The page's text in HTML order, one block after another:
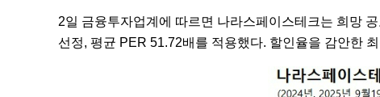
2일 금융투자업계에 따르면 나라스페이스테크는 희망
선정, 평균 PER 51.72배를 적용했다. 할인율을 감안한